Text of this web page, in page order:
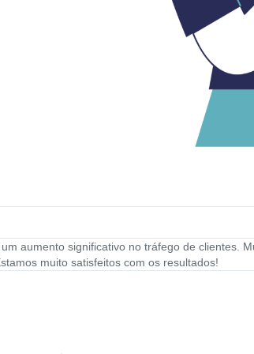
aumento significativo no tráfego de clientes.
muito satisfeitos com os resultados!